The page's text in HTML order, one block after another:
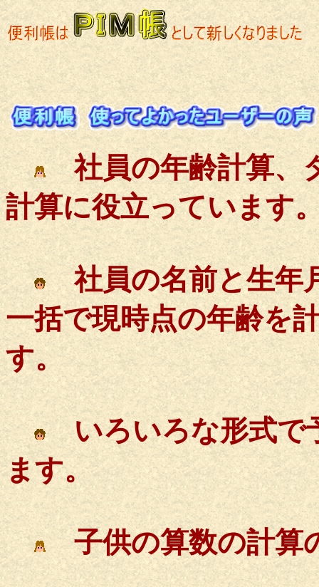
社員の年齢計算、
計算に役立っています
社員の名前と生年
一括で現時点の年齢を
す。
いろいろな形式で
ます。
子供の算数の計算